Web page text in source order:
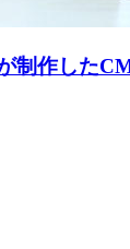
制作した